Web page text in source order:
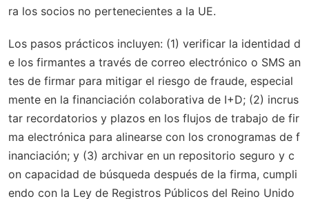
ra los socios no pertenecientes a la UE.
Los pasos prácticos incluyen: (1) verificar la identidad d
e los firmantes a través de correo electrónico o SMS an
tes de firmar para mitigar el riesgo de fraude, especial
mente en la financiación colaborativa de I+D; (2) incrus
tar recordatorios y plazos en los flujos de trabajo de fir
ma electrónica para alinearse con los cronogramas de f
inanciación; y (3) archivar en un repositorio seguro y c
on capacidad de búsqueda después de la firma, cumpli
endo con la Ley de Registros Públicos del Reino Unido